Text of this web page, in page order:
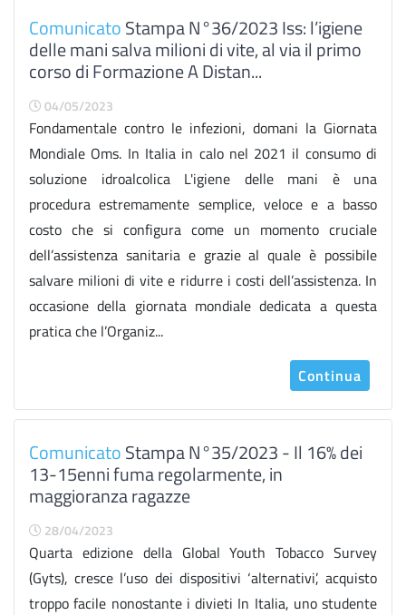
ComunicatoStampa N°36/2023 Iss: l’igiene
delle mani salva milioni di vite, al via il primo
corso di Formazione A Distan...
04/05/2023
Fondamentale contro le infezioni, domani la Giornata
Mondiale Oms. In Italia in calo nel 2021 il consumo di
soluzione idroalcolica L'igiene delle mani è una
procedura estremamente semplice, veloce e a basso
costo che si configura come un momento cruciale
dell’assistenza sanitaria e grazie al quale è possibile
salvare milioni di vite e ridurre i costi dell’assistenza. In
occasione della giornata mondiale dedicata a questa
pratica che l’Organiz...
Continua
ComunicatoStampa N°35/2023 - Il 16% dei
13-15enni fuma regolarmente, in
maggioranza ragazze
28/04/2023
Quarta edizione della Global Youth Tobacco Survey
(Gyts), cresce l’uso dei dispositivi ‘alternativi’, acquisto
troppo facile nonostante i divieti In Italia, uno studente